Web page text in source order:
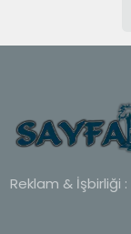
Reklam & İşbirliği :